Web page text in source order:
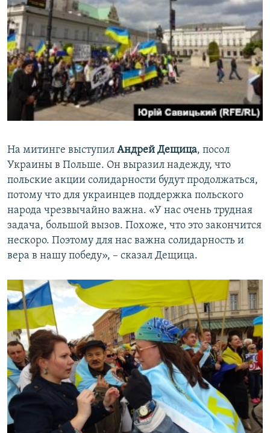
На митинге выступил Андрей Дещица, посол
Украины в Польше. Он выразил надежду, что
польские акции солидарности будут продолжаться,
потому что для украинцев поддержка польского
народа чрезвычайно важна. «У нас очень трудная
задача, большой вызов. Похоже, что это закончится
нескоро. Поэтому для нас важна солидарность и
вера в нашу победу», – сказал Дещица.